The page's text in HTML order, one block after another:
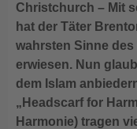
Christchurch – Mit
hat der Täter
wahrsten Sinne
erwiesen. Nun
dem Islam
„Headscarf for
Harmonie) tragen